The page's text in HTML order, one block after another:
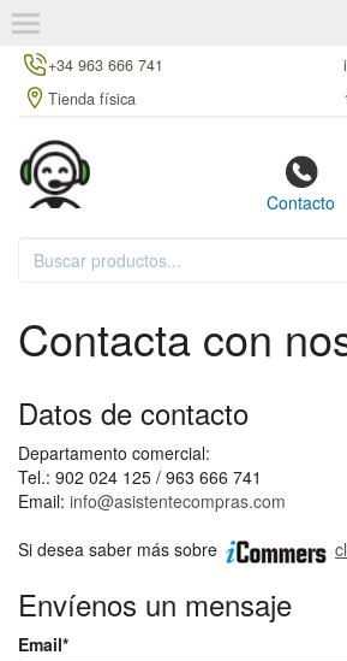
+34 963 666 741
Tienda física
Contacto
Contacta con
Datos de contacto
Departamento comercial:
Tel.: 902 024 125 / 963 666 741
Email: info@asistentecompras.com
Si desea saber más sobre
Envíenos un mensaje
Email*